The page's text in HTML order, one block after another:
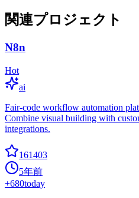
関連プロジェクト
N8n
Hot
ai
Fair-code workflow automation
Combine visual building with
integrations.
161403
5年前
+680today